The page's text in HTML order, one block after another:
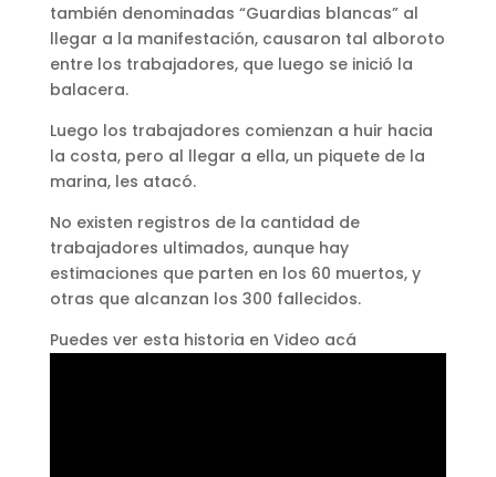
también denominadas “Guardias blancas” al
llegar a la manifestación, causaron tal alboroto
entre los trabajadores, que luego se inició la
balacera.
Luego los trabajadores comienzan a huir hacia
la costa, pero al llegar a ella, un piquete de la
marina, les atacó.
No existen registros de la cantidad de
trabajadores ultimados, aunque hay
estimaciones que parten en los 60 muertos, y
otras que alcanzan los 300 fallecidos.
Puedes ver esta historia en Video acá